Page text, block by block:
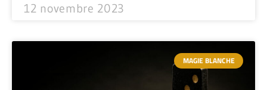
12 novembre 2023
MAGIE BLANCHE